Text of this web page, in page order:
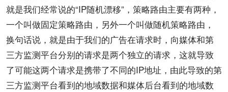
就是我们经常说的“IP随机漂移”，策略路由主要有两种，
一个叫做固定策略路由，另外一个叫做随机策略路由，
换句话说，就是由于我们的广告在请求时，向媒体和第
三方监测平台分别的请求是两个独立的请求，这就导致
了可能这两个请求是携带了不同的IP地址，由此导致的第
三方监测平台看到的地域数据和媒体后台看到的地域数